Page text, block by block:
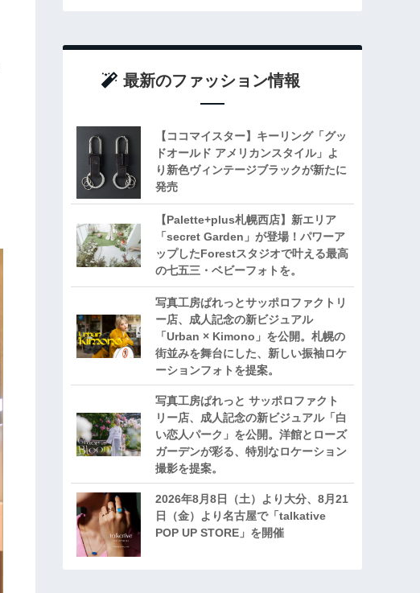
最新のファッション情報
【ココマイスター】キーリング「グッ
ドオールド アメリカンスタイル」よ
り新色ヴィンテージブラックが新たに
発売
【Palette+plus札幌西店】新エリア
「secret Garden」が登場！パワーア
ップしたForestスタジオで叶える最高
の七五三・ベビーフォトを。
写真工房ぱれっとサッポロファクトリ
ー店、成人記念の新ビジュアル
「Urban × Kimono」を公開。札幌の
街並みを舞台にした、新しい振袖ロケ
ーションフォトを提案。
写真工房ぱれっと サッポロファクト
リー店、成人記念の新ビジュアル「白
い恋人パーク」を公開。洋館とローズ
ガーデンが彩る、特別なロケーション
撮影を提案。
2026年8月8日（土）より大分、8月21
日（金）より名古屋で「talkative
POP UP STORE」を開催